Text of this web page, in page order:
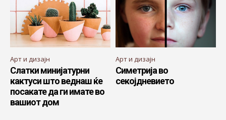
Арт и дизајн
Слатки минијатурни
кактуси што веднаш ќе
посакате да ги имате во
вашиот дом
Арт и дизајн
Симетрија во
секојдневието